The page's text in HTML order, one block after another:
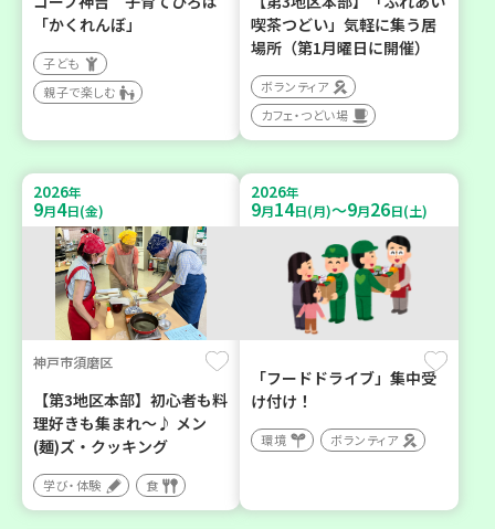
「かくれんぼ」
子ども
親子で楽しむ
喫茶つどい」気軽に集う居
場所（第1月曜日に開催）
ボランティア
カフェ・つどい場
2026年
9月4日(金)
神戸市須磨区
【第3地区本部】初心者も料
理好きも集まれ～♪ メン
(麺)ズ・クッキング
学び・体験 食
2026年
9月14日(月)～9月26日(土)
「フードドライブ」集中受
け付け！
環境 ボランティア